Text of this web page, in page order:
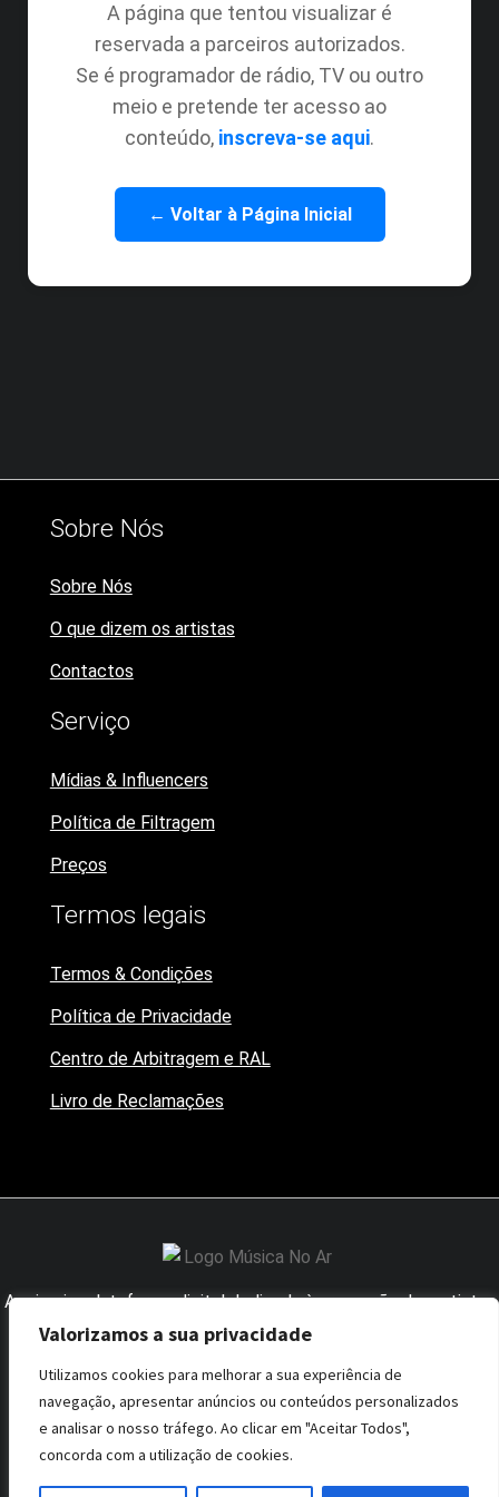
Valorizamos a sua privacidade
Utilizamos cookies para melhorar a sua experiência de
navegação, apresentar anúncios ou conteúdos personalizados
e analisar o nosso tráfego. Ao clicar em "Aceitar Todos",
concorda com a utilização de cookies.
A página que tentou visualizar é
reservada a parceiros autorizados.
Se é programador de rádio, TV ou outro
meio e pretende ter acesso ao
conteúdo, inscreva-se aqui.
← Voltar à Página Inicial
Sobre Nós
Sobre Nós
O que dizem os artistas
Contactos
Serviço
Mídias & Influencers
Política de Filtragem
Preços
Termos legais
Termos & Condições
Política de Privacidade
Centro de Arbitragem e RAL
Livro de Reclamações
A primeira plataforma digital dedicada à promoção dos artistas
nacionais junto dos influenciadores da área.